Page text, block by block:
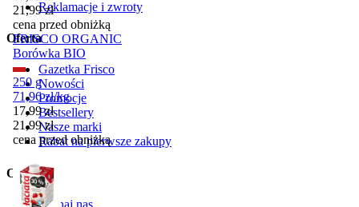
21,99 zł
cena przed obniżką
FRISCO ORGANIC
Borówka BIO
250 g
71,96 zł/kg
Cena promocyjna
17,99 zł
21,99 zł
cena przed obniżką
Reklamacje i zwroty
Oferta
Gazetka Frisco
Nowości
Promocje
Bestsellery
Nasze marki
Rabat na pierwsze zakupy
O Frisco
Poznaj nas